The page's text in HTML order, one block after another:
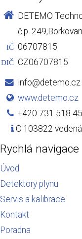
DETEMO
č.p.
IČ 06707815
DIČ CZ06707815
info@detemo.cz
www.detemo.cz
+420 731 518
C 103822
Rychlá navigace
Úvod
Detektory plynu
Servis a kalibrace
Kontakt
Poradna